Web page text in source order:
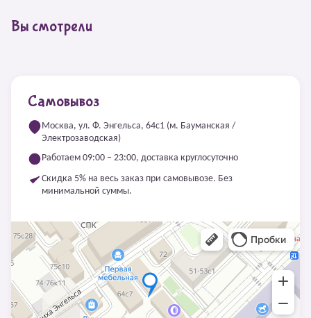
Вы смотрели
Самовывоз
Москва, ул. Ф. Энгельса, 64с1 (м. Бауманская /
Электрозаводская)
Работаем 09:00 – 23:00, доставка круглосуточно
Скидка 5% на весь заказ при самовывозе. Без
минимальной суммы.